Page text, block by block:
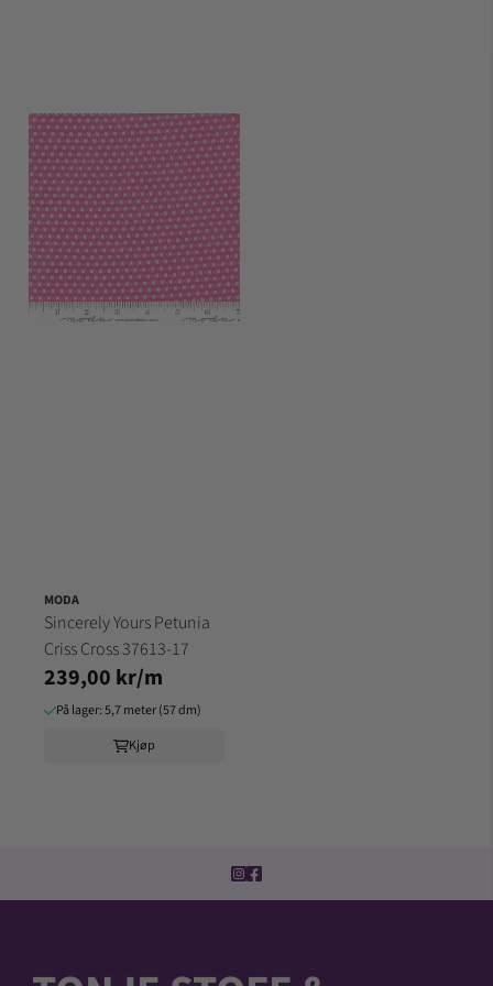
MODA
Sincerely Yours Petunia
Criss Cross 37613-17
239,00 kr/m
På lager: 5,7 meter (57 dm)
Kjøp